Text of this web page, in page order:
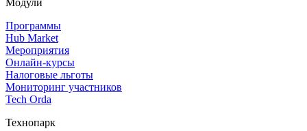
Программы
Hub Market
Мероприятия
Онлайн‑курсы
Налоговые льготы
Мониторинг участников
Tech Orda
Технопарк